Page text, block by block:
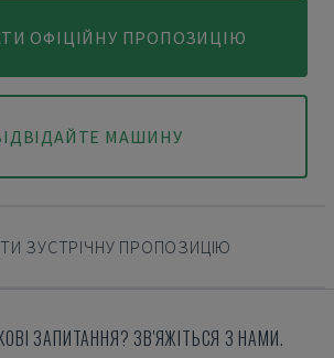
ОФІЦІЙНУ ПРОПОЗИЦІЮ
МАШИНУ
ЗУСТРІЧНУ ПРОПОЗИЦІЮ
ЗАПИТАННЯ? ЗВ'ЯЖІТЬСЯ З НАМИ.